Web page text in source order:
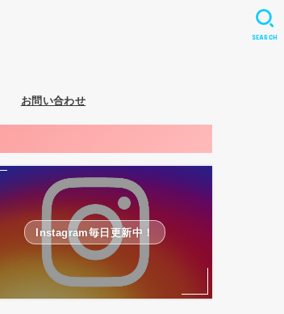
お問い合わせ
SEARCH
Instagram毎日更新中！